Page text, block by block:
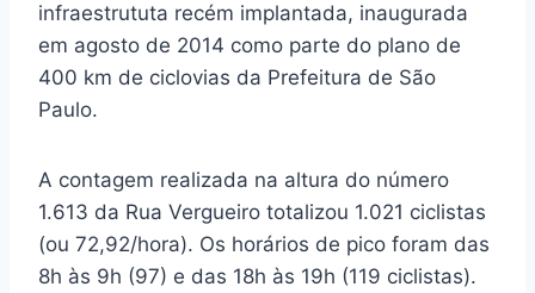
infraestrututa recém implantada, inaugurada
em agosto de 2014 como parte do plano de
400 km de ciclovias da Prefeitura de São
Paulo.
A contagem realizada na altura do número
1.613 da Rua Vergueiro totalizou 1.021 ciclistas
(ou 72,92/hora). Os horários de pico foram das
8h às 9h (97) e das 18h às 19h (119 ciclistas).